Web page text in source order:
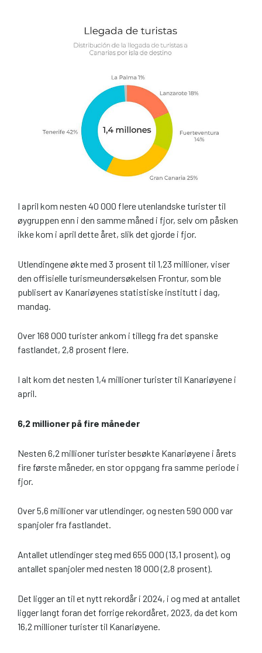
I april kom nesten 40 000 flere utenlandske turister til
øygruppen enn i den samme måned i fjor, selv om påsken
ikke kom i april dette året, slik det gjorde i fjor.
Utlendingene økte med 3 prosent til 1,23 millioner, viser
den offisielle turismeundersøkelsen Frontur, som ble
publisert av Kanariøyenes statistiske institutt i dag,
mandag.
Over 168 000 turister ankom i tillegg fra det spanske
fastlandet, 2,8 prosent flere.
I alt kom det nesten 1,4 millioner turister til Kanariøyene i
april.
6,2 millioner på fire måneder
Nesten 6,2 millioner turister besøkte Kanariøyene i årets
fire første måneder, en stor oppgang fra samme periode i
fjor.
Over 5,6 millioner var utlendinger, og nesten 590 000 var
spanjoler fra fastlandet.
Antallet utlendinger steg med 655 000 (13,1 prosent), og
antallet spanjoler med nesten 18 000 (2,8 prosent).
Det ligger an til et nytt rekordår i 2024, i og med at antallet
ligger langt foran det forrige rekordåret, 2023, da det kom
16,2 millioner turister til Kanariøyene.